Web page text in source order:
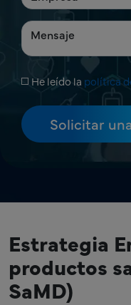
He leído la política
Estrategia
productos
SaMD)